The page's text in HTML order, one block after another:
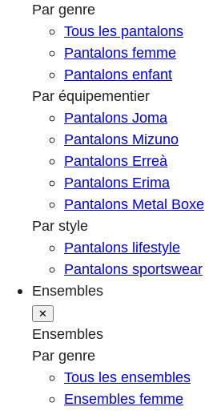
Par genre
Tous les pantalons
Pantalons femme
Pantalons enfant
Par équipementier
Pantalons Joma
Pantalons Mizuno
Pantalons Erreà
Pantalons Erima
Pantalons Metal Boxe
Par style
Pantalons lifestyle
Pantalons sportswear
Ensembles
✕
Ensembles
Par genre
Tous les ensembles
Ensembles femme